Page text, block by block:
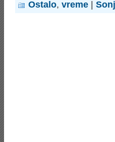
Ostalo, vreme